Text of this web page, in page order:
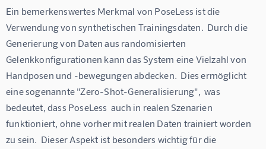
Ein bemerkenswertes Merkmal von PoseLess ist die
Verwendung von synthetischen Trainingsdaten.  Durch die
Generierung von Daten aus randomisierten
Gelenkkonfigurationen kann das System eine Vielzahl von
Handposen und -bewegungen abdecken.  Dies ermöglicht
eine sogenannte "Zero-Shot-Generalisierung",  was
bedeutet, dass PoseLess  auch in realen Szenarien
funktioniert, ohne vorher mit realen Daten trainiert worden
zu sein.  Dieser Aspekt ist besonders wichtig für die